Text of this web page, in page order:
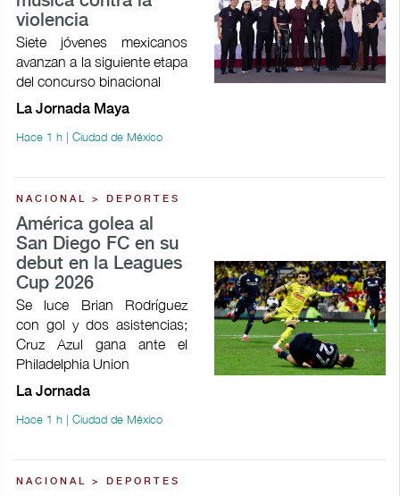
violencia
Siete jóvenes mexicanos
avanzan a la siguiente etapa
del concurso binacional
La Jornada Maya
Hace 1 h | Ciudad de México
NACIONAL > DEPORTES
América golea al
San Diego FC en su
debut en la Leagues
Cup 2026
Se luce Brian Rodríguez
con gol y dos asistencias;
Cruz Azul gana ante el
Philadelphia Union
La Jornada
Hace 1 h | Ciudad de México
NACIONAL > DEPORTES